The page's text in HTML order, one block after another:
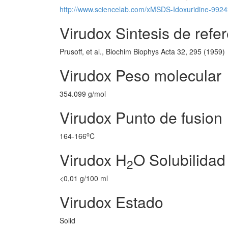
http://www.sciencelab.com/xMSDS-Idoxuridine-
Virudox Sintesis de
Prusoff, et al., Biochim Biophys Acta 32, 295 (1959)
Virudox Peso molecular
354.099 g/mol
Virudox Punto de fusion
164-166oC
Virudox H2O Solubilidad
<0,01 g/100 ml
Virudox Estado
Solid